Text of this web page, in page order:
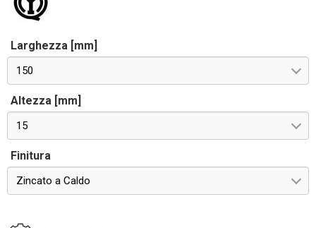
Larghezza [mm]
150
Altezza [mm]
15
Finitura
Zincato a Caldo